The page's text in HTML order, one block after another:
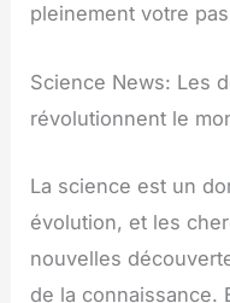
pleinement votre
Science News: Les
révolutionnent le
La science est un
évolution, et les
nouvelles
de la connaissance.